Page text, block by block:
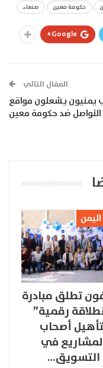
حكومة معين صنعاء
Google+
المقال التالي
يمنيون يشعلون مواقع
التواصل ضد حكومة معين
اليمن
تطلق مبادرة
رقمية”
أصحاب
في
التسويق…